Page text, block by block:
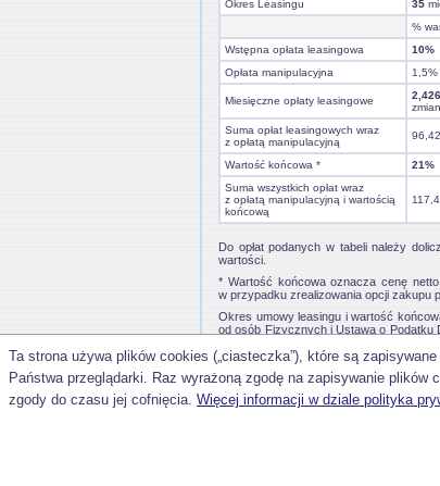
Okres Leasingu
35
%
Wstępna opłata leasingowa
10%
Opłata manipulacyjna
1,5%
Miesięczne opłaty leasingowe
Suma opłat leasingowych wraz
z opłatą manipulacyjną
Wartość końcowa *
21%
Suma wszystkich opłat wraz
z opłatą manipulacyjną i wartością
końcową
Do opłat podanych w tabeli należy
wartości.
* Wartość końcowa oznacza cenę
w przypadku zrealizowania opcji zakupu
Okres umowy leasingu i wartość
od osób Fizycznych i Ustawą o Podatku
Przedstawiony powyżej przykład
Ta strona używa plików cookies („ciasteczka”), które są
Państwa przeglądarki. Raz wyrażoną zgodę na zapisywanie
zgody do czasu jej cofnięcia. Więcej informacji w dziale polityka